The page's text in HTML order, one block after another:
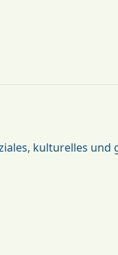
kulturelles